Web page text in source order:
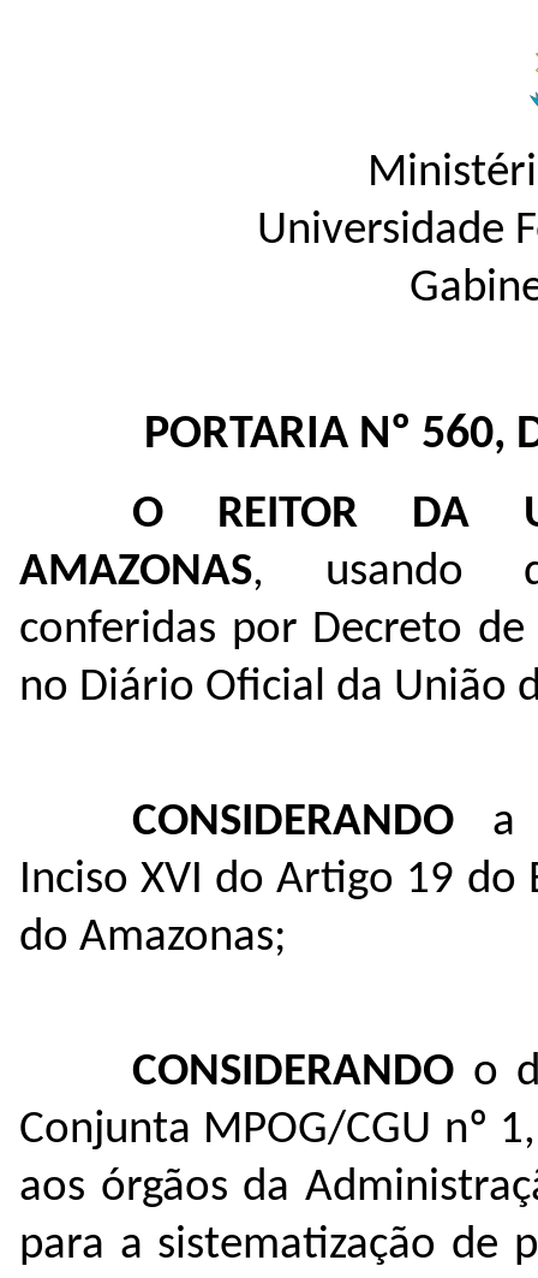
Universidade
PORTARIA Nº 560,
O REITOR DA
AMAZONAS, usando
conferidas por Decreto
no Diário Oficial da União
CONSIDERANDO a
Inciso XVI do Artigo 19 do
do Amazonas;
CONSIDERANDO o
Conjunta MPOG/CGU nº
aos órgãos da
para a sistematização de